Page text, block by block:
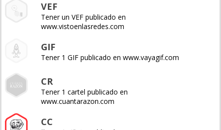
VEF
Tener un VEF publicado en
www.vistoenlasredes.com
GIF
Tener 1 GIF publicado en www.vayagif.com
CR
Tener 1 cartel publicado en
www.cuantarazon.com
CC